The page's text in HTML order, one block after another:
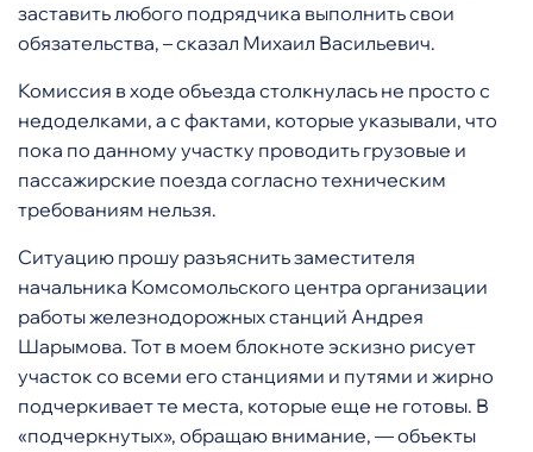
заставить любого подрядчика выполнить свои
обязательства, – сказал Михаил Васильевич.
Комиссия в ходе объезда столкнулась не просто с
недоделками, а с фактами, которые указывали, что
пока по данному участку проводить грузовые и
пассажирские поезда согласно техническим
требованиям нельзя.
Ситуацию прошу разъяснить заместителя
начальника Комсомольского центра организации
работы железнодорожных станций Андрея
Шарымова. Тот в моем блокноте эскизно рисует
участок со всеми его станциями и путями и жирно
подчеркивает те места, которые еще не готовы. В
«подчеркнутых», обращаю внимание, — объекты